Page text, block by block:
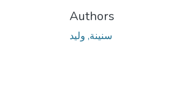
Authors
سنينة, وليد